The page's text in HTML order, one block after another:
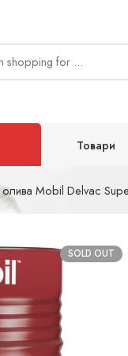
Товари
Mobil Delvac
SOLD OUT